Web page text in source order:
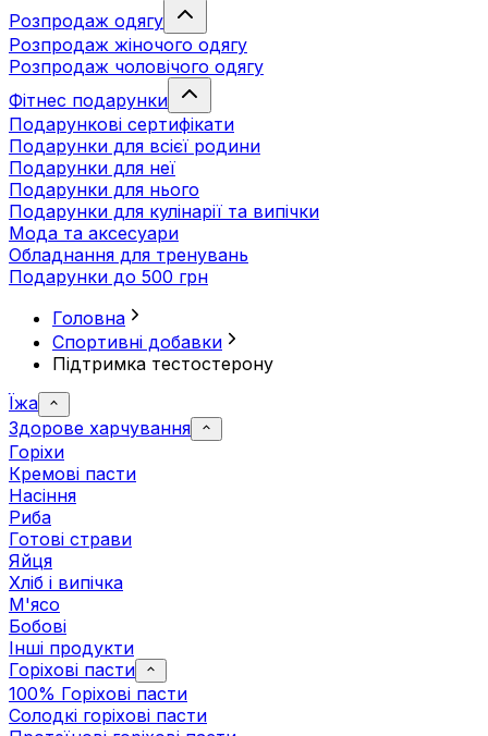
Розпродаж одягу
Розпродаж жіночого одягу
Розпродаж чоловічого одягу
Фітнес подарунки
Подарункові сертифікати
Подарунки для всієї родини
Подарунки для неї
Подарунки для нього
Подарунки для кулінарії та випічки
Мода та аксесуари
Обладнання для тренувань
Подарунки до 500 грн
Головна
Спортивні добавки
Підтримка тестостерону
Їжа
Здорове харчування
Горіхи
Кремові пасти
Насіння
Риба
Готові страви
Яйця
Хліб і випічка
М'ясо
Бобові
Інші продукти
Горіхові пасти
100% Горіхові пасти
Солодкі горіхові пасти